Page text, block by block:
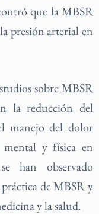
que la MBSR
presión arterial en
sobre MBSR
la reducción del
manejo del dolor
y física en
han observado
práctica de MBSR y
y la salud.